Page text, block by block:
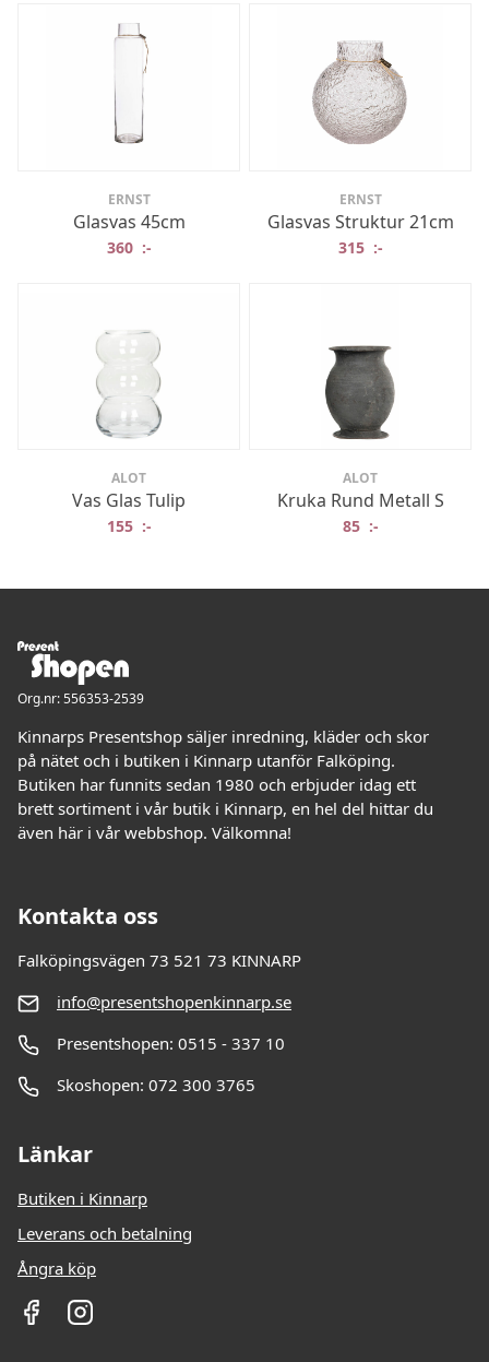
ERNST
Glasvas 45cm
360 :-
ERNST
Glasvas Struktur 21cm
315 :-
ALOT
Vas Glas Tulip
155 :-
ALOT
Kruka Rund Metall S
85 :-
Org.nr: 556353-2539
Kinnarps Presentshop säljer inredning, kläder och skor
på nätet och i butiken i Kinnarp utanför Falköping.
Butiken har funnits sedan 1980 och erbjuder idag ett
brett sortiment i vår butik i Kinnarp, en hel del hittar du
även här i vår webbshop. Välkomna!
Kontakta oss
Falköpingsvägen 73 521 73 KINNARP
info@presentshopenkinnarp.se
Presentshopen: 0515 - 337 10
Skoshopen: 072 300 3765
Länkar
Butiken i Kinnarp
Leverans och betalning
Ångra köp